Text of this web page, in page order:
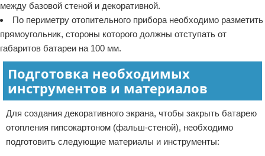
между базовой стеной и декоративной.
По периметру отопительного прибора необходимо разметить
прямоугольник, стороны которого должны отступать от
габаритов батареи на 100 мм.
Подготовка необходимых
инструментов и материалов
Для создания декоративного экрана, чтобы закрыть батарею
отопления гипсокартоном (фальш-стеной), необходимо
подготовить следующие материалы и инструменты: